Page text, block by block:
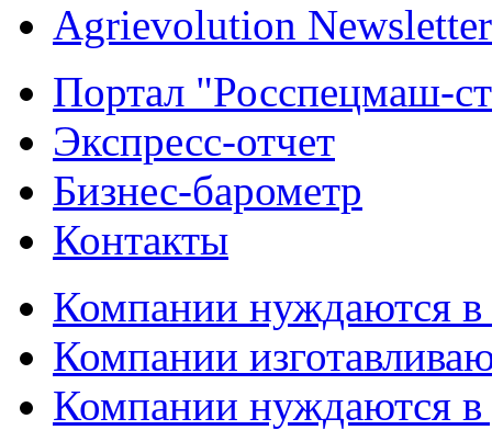
Agrievolution Newsletter
Портал "Росспецмаш-
Экспресс-отчет
Бизнес-барометр
Контакты
Компании нуждаются в
Компании
Компании нуждаются в